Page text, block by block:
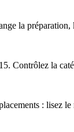
la
Contrôlez la
: lisez